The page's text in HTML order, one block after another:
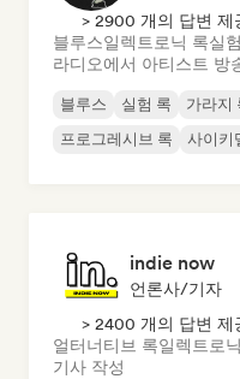
> 2900 개의 답변 제
블루스일렉트로닉 록실
라디오에서 아티스트 방
블루스 실험 록 가라지
프로그레시브 록
사이키
indie now
언론사/기자
> 2400 개의 답변 제
얼터너티브 록일렉트로
기사 작성